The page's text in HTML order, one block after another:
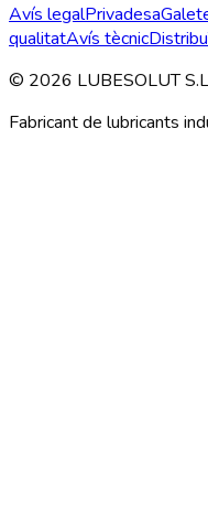
Avís legalPrivadesa
qualitatAvís tècnic
© 2026 LUBESOLUT
Fabricant de lubricants